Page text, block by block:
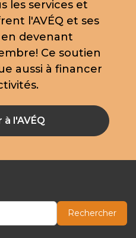
les services et
l'AVÉQ et ses
devenant
Ce soutien
aussi à financer
l'AVÉQ
Rechercher